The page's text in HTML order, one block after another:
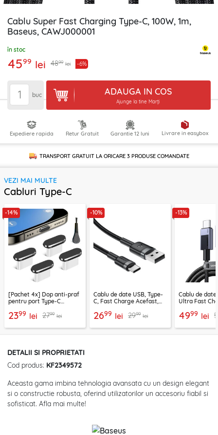
Cablu Super Fast Charging Type-C, 100W, 1m,
Baseus, CAWJ000001
în stoc
4599 lei 4899 lei -6%
buc ADAUGA IN COS
Ajunge la tine Marți
Expediere rapida Retur Gratuit Garantie 12 luni Livrare in easybox
TRANSPORT GRATUIT LA ORICARE 3 PRODUSECOMANDATE
VEZI MAI MULTE
Cabluri Type-C
-14%
[Pachet 4x] Dop anti-praf
pentru port Type-C
2399 lei 2799 lei
-10%
Cablu de date USB, Type-
C, Fast Charge Acefast,
2699 lei 2999 lei
-13%
Cablu de date
Ultra Fast
4999 lei
DETALII SI PROPRIETATI
Cod produs: KF2349572
Aceasta gama imbina tehnologia avansata cu un design elegant
si o constructie robusta, oferind utilizatorilor un accesoriu fiabil si
sofisticat. Afla mai multe!